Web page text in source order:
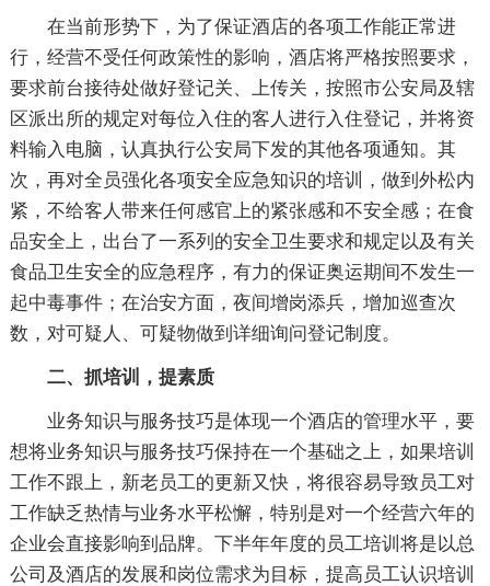
在当前形势下，为了保证酒店的各项工作能正常进
行，经营不受任何政策性的影响，酒店将严格按照要求，
要求前台接待处做好登记关、上传关，按照市公安局及辖
区派出所的规定对每位入住的客人进行入住登记，并将资
料输入电脑，认真执行公安局下发的其他各项通知。其
次，再对全员强化各项安全应急知识的培训，做到外松内
紧，不给客人带来任何感官上的紧张感和不安全感；在食
品安全上，出台了一系列的安全卫生要求和规定以及有关
食品卫生安全的应急程序，有力的保证奥运期间不发生一
起中毒事件；在治安方面，夜间增岗添兵，增加巡查次
数，对可疑人、可疑物做到详细询问登记制度。
二、抓培训，提素质
业务知识与服务技巧是体现一个酒店的管理水平，要
想将业务知识与服务技巧保持在一个基础之上，如果培训
工作不跟上，新老员工的更新又快，将很容易导致员工对
工作缺乏热情与业务水平松懈，特别是对一个经营六年的
企业会直接影响到品牌。下半年年度的员工培训将是以总
公司及酒店的发展和岗位需求为目标，提高员工认识培训